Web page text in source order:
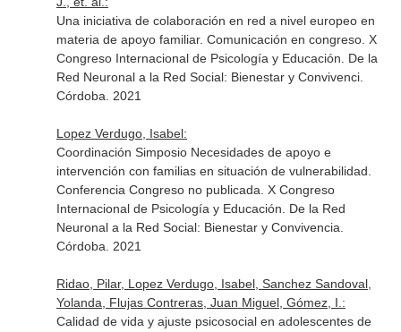
Una iniciativa de colaboración en red a nivel europeo en
materia de apoyo familiar. Comunicación en congreso. X
Congreso Internacional de Psicología y Educación. De la
Red Neuronal a la Red Social: Bienestar y Convivenci.
Córdoba. 2021
Lopez Verdugo, Isabel:
Coordinación Simposio Necesidades de apoyo e
intervención con familias en situación de vulnerabilidad.
Conferencia Congreso no publicada. X Congreso
Internacional de Psicología y Educación. De la Red
Neuronal a la Red Social: Bienestar y Convivencia.
Córdoba. 2021
Ridao, Pilar, Lopez Verdugo, Isabel, Sanchez Sandoval,
Yolanda, Flujas Contreras, Juan Miguel, Gómez, I.:
Calidad de vida y ajuste psicosocial en adolescentes de